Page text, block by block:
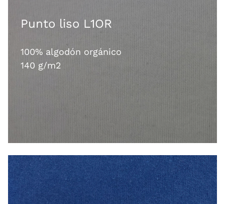
Punto liso L1OR
100% algodón orgánico
140 g/m2